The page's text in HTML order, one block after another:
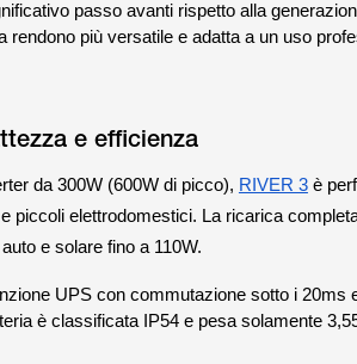
passo avanti rispetto alla
rendono più versatile e adatta a un uso
e efficienza
da 300W (600W di picco), RIVER 3è
piccoli elettrodomestici. La ricarica
e solare fino a 110W.
UPS con commutazione sotto i 20ms
è classificata IP54 e pesa solamente